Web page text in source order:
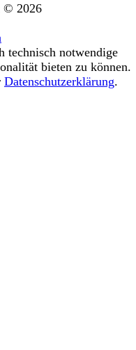
© 2026
technisch notwendige
bieten zu können.
Datenschutzerklärung.